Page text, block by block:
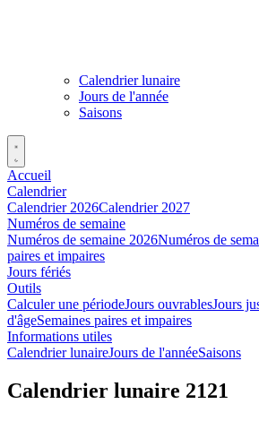
Calendrier lunaire
Jours de l'année
Saisons
Accueil
Calendrier
Calendrier 2026Calendrier 2027
Numéros de semaine
Numéros de semaine 2026Numéros de
paires et impaires
Jours fériés
Outils
Calculer une périodeJours ouvrablesJours
d'âgeSemaines paires et impaires
Informations utiles
Calendrier lunaireJours de l'annéeSaisons
Calendrier lunaire 2121